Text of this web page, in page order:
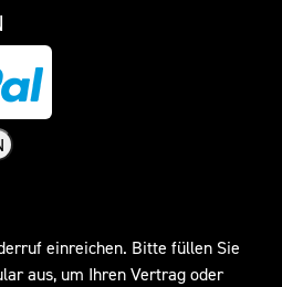
einreichen. Bitte füllen Sie
aus, um Ihren Vertrag oder